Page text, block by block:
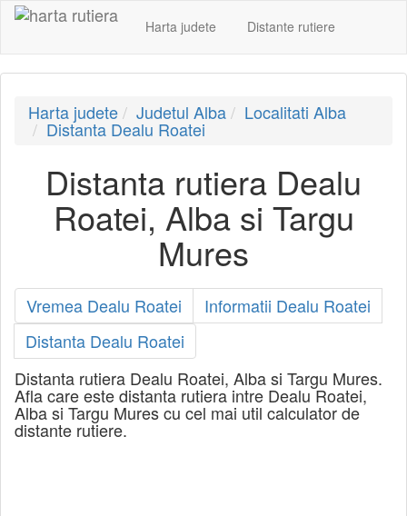
Harta judete Distante rutiere
Harta judete Judetul Alba Localitati Alba
Distanta Dealu Roatei
Distanta rutiera Dealu
Roatei, Alba si Targu
Mures
Vremea Dealu Roatei
Informatii Dealu Roatei
Distanta Dealu Roatei
Distanta rutiera Dealu Roatei, Alba si Targu Mures.
Afla care este distanta rutiera intre Dealu Roatei,
Alba si Targu Mures cu cel mai util calculator de
distante rutiere.